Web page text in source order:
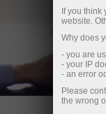
If you
website.
Why does
- you are
- your IP
- an error
Please
the wrong